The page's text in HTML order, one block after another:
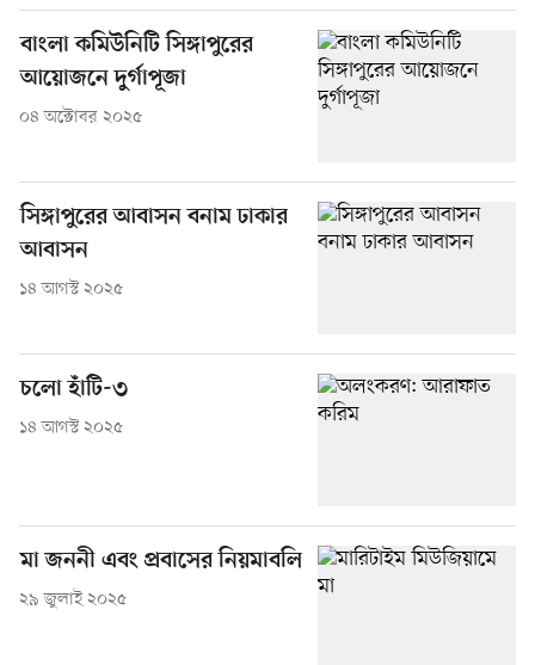
বাংলা কমিউনিটি সিঙ্গাপুরের
আয়োজনে দুর্গাপূজা
০৪ অক্টোবর ২০২৫
সিঙ্গাপুরের আবাসন বনাম ঢাকার
আবাসন
১৪ আগস্ট ২০২৫
চলো হাঁটি-৩
১৪ আগস্ট ২০২৫
মা জননী এবং প্রবাসের নিয়মাবলি
২৯ জুলাই ২০২৫